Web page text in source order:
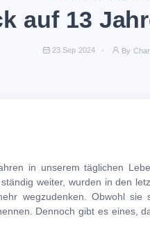
auf 13
23 Sep 2024 By
in unserem täglichen
weiter, wurden in den
wegzudenken. Obwohl
Dennoch gibt es eines,